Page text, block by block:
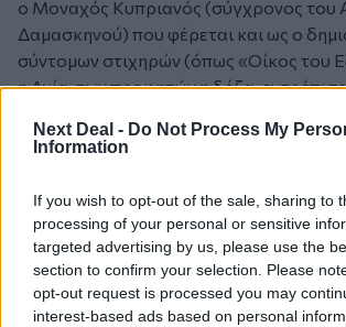
Next Deal - Do Not Process My
Information
If you wish to opt-out of the sale, sharing to
processing of your personal or sensitive
targeted advertising by us, please use the
section to confirm your selection. Please
opt-out request is processed you may
interest-based ads based on personal
ο Μοναχός Κυπριανός (σύγχρονος του
Δαμασκηνού) που φέρεται και ως ο
σύντομων στιχηρών (όπως «Οίκος του
η Αγία, των προφητών η δόξα,
ω το θείον τίκτεται»), ο Ανατόλιος
εποχής) στον οποίο αποδίδονται τα
και πυρ και ατμίδα καπνού ...», ο
Τυφλός (8ος αι.): «Χριστού τα γενέθλια
προεορτάσωμεν...», ο Βυζάντιος ή
υπεδέχου τον τω λόγω λύσαντα της
ημάς τους γηγενείς ...» κ.ά.